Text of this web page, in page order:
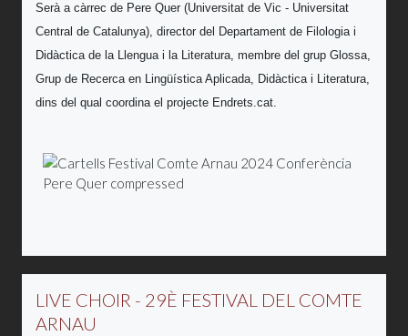
Serà a càrrec de Pere Quer (Universitat de Vic - Universitat
Central de Catalunya), director del Departament de Filologia i
Didàctica de la Llengua i la Literatura, membre del grup Glossa,
Grup de Recerca en Lingüística Aplicada, Didàctica i Literatura,
dins del qual coordina el projecte Endrets.cat.
LIVE CHOIR - 29È FESTIVAL DEL COMTE
ARNAU